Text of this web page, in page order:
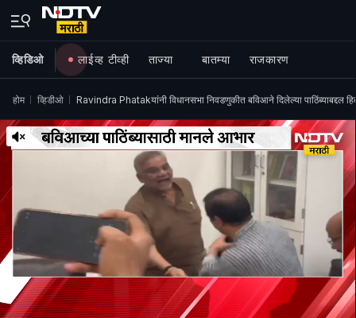
व्हिडिओ लाईव्ह टीव्ही ताज्या बातम्या राजकारण
होम व्हिडीओ Ravindra Phatakयांनी विधानसभा निवडणुकीत बविआने दिलेल्या पाठिंब्याबद्दल